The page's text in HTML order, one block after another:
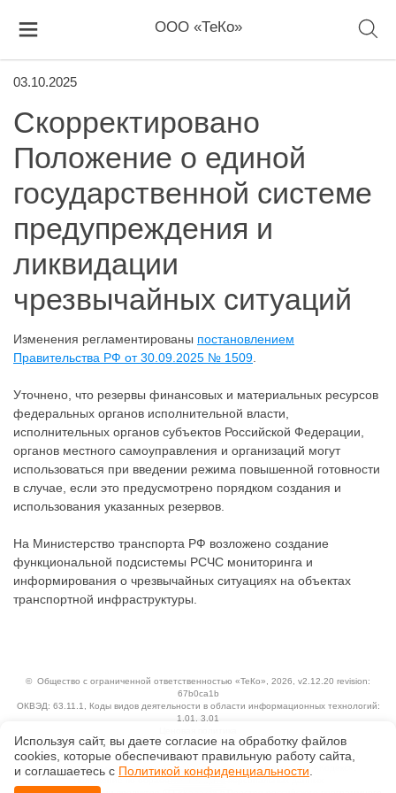
ООО «ТеКо»
03.10.2025
Скорректировано
Положение о единой
государственной системе
предупреждения и
ликвидации
чрезвычайных ситуаций
Изменения регламентированы постановлением
Правительства РФ от 30.09.2025 № 1509
Уточнено, что резервы финансовых и материальных ресурсов
федеральных органов исполнительной власти,
исполнительных органов субъектов Российской Федерации,
органов местного самоуправления и организаций могут
использоваться при введении режима повышенной готовности
в случае, если это предусмотрено порядком создания и
использования указанных резервов.
На Министерство транспорта РФ возложено создание
функциональной подсистемы РСЧС мониторинга и
информирования о чрезвычайных ситуациях на объектах
транспортной инфраструктуры.
© Общество с ограниченной ответственностью «ТеКо» , 2026, v2.12.20 revision:
67b0ca1b
ОКВЭД: 63.11.1, Коды видов деятельности в области информационных технологий:
1.01, 3.01
Технологии
Исключительные авторские и смежные права принадлежат АО «Кодекс».
Положение по обработке и защите персональных данных
Используя сайт, вы даете согласие на обработку файлов
сооkiеs, которые обеспечивают правильную работу сайта,
и соглашаетесь с Политикой конфиденциальности